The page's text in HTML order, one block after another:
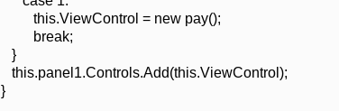
this.ViewControl = new pay();
break;
}
this.panel1.Controls.Add(this.ViewControl);
}